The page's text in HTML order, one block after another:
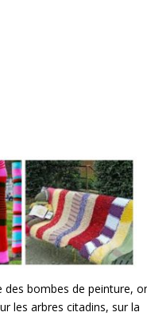
des bombes de peinture,
les arbres citadins, sur la